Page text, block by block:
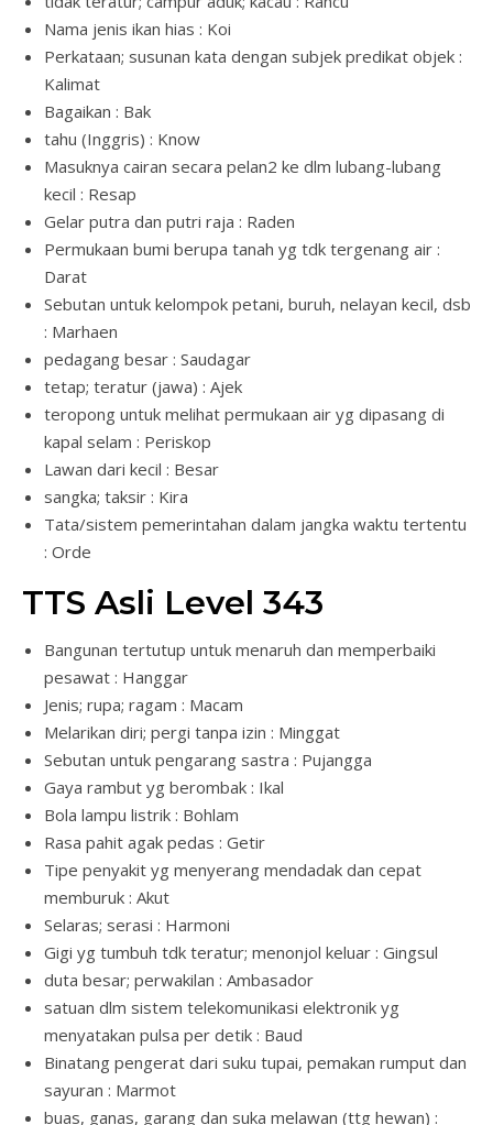
Nama jenis ikan hias : Koi
Perkataan; susunan kata dengan subjek predikat objek :
Kalimat
Bagaikan : Bak
tahu (Inggris) : Know
Masuknya cairan secara pelan2 ke dlm lubang-lubang
kecil : Resap
Gelar putra dan putri raja : Raden
Permukaan bumi berupa tanah yg tdk tergenang air :
Darat
Sebutan untuk kelompok petani, buruh, nelayan kecil, dsb
: Marhaen
pedagang besar : Saudagar
tetap; teratur (jawa) : Ajek
teropong untuk melihat permukaan air yg dipasang di
kapal selam : Periskop
Lawan dari kecil : Besar
sangka; taksir : Kira
Tata/sistem pemerintahan dalam jangka waktu tertentu
: Orde
TTS Asli Level 343
Bangunan tertutup untuk menaruh dan memperbaiki
pesawat : Hanggar
Jenis; rupa; ragam : Macam
Melarikan diri; pergi tanpa izin : Minggat
Sebutan untuk pengarang sastra : Pujangga
Gaya rambut yg berombak : Ikal
Bola lampu listrik : Bohlam
Rasa pahit agak pedas : Getir
Tipe penyakit yg menyerang mendadak dan cepat
memburuk : Akut
Selaras; serasi : Harmoni
Gigi yg tumbuh tdk teratur; menonjol keluar : Gingsul
duta besar; perwakilan : Ambasador
satuan dlm sistem telekomunikasi elektronik yg
menyatakan pulsa per detik : Baud
Binatang pengerat dari suku tupai, pemakan rumput dan
sayuran : Marmot
buas, ganas, garang dan suka melawan (ttg hewan) :